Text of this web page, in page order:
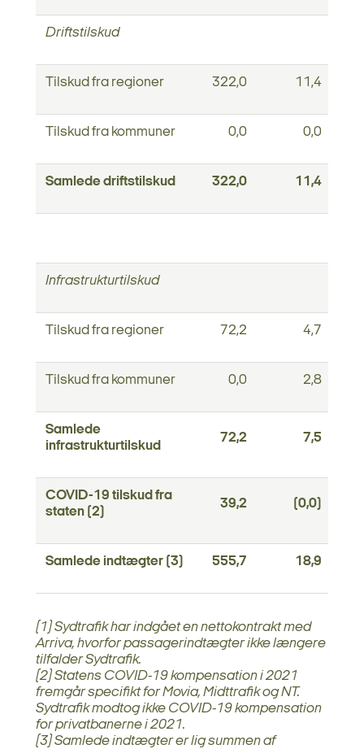
Driftstilskud
Tilskud fra regioner 322,0 11,4
Tilskud fra kommuner 0,0 0,0
Samlede driftstilskud 322,0 11,4
Infrastrukturtilskud
Tilskud fra regioner 72,2 4,7
Tilskud fra kommuner 0,0 2,8
Samlede
infrastrukturtilskud
72,2 7,5
COVID-19 tilskud fra
staten (2)
39,2 (0,0)
Samlede indtægter (3) 555,7 18,9
(1) Sydtrafik har indgået en nettokontrakt med
Arriva, hvorfor passagerindtægter ikke længere
tilfalder Sydtrafik.
(2) Statens COVID-19 kompensation i 2021
fremgår specifikt for Movia, Midttrafik og NT.
Sydtrafik modtog ikke COVID-19 kompensation
for privatbanerne i 2021.
(3) Samlede indtægter er lig summen af